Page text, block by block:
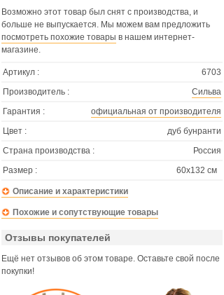
Возможно этот товар был снят с производства, и
больше не выпускается. Мы можем вам предложить
посмотреть похожие товары в нашем интернет-
магазине.
Артикул :
6703
Производитель :
Сильва
Гарантия :
официальная от производителя
Цвет :
дуб бунранти
Страна производства :
Россия
Размер :
60х132 см
Описание и характеристики
Похожие и сопутствующие товары
Отзывы покупателей
Ещё нет отзывов об этом товаре. Оставьте свой после
покупки!